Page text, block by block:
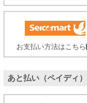
お支払い方法はこちら
あと払い（ペイディ）